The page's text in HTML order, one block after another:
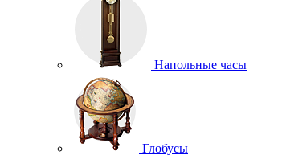
Напольные часы
Глобусы